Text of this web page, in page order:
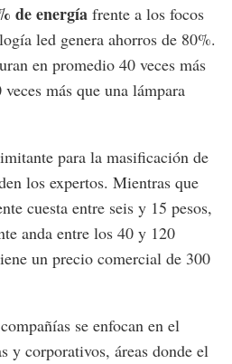
de energía frente a los focos
led genera ahorros de 80%.
en promedio 40 veces más
más que una lámpara
para la masificación de
los expertos. Mientras que
cuesta entre seis y 15 pesos,
anda entre los 40 y 120
un precio comercial de 300
se enfocan en el
y corporativos, áreas donde el